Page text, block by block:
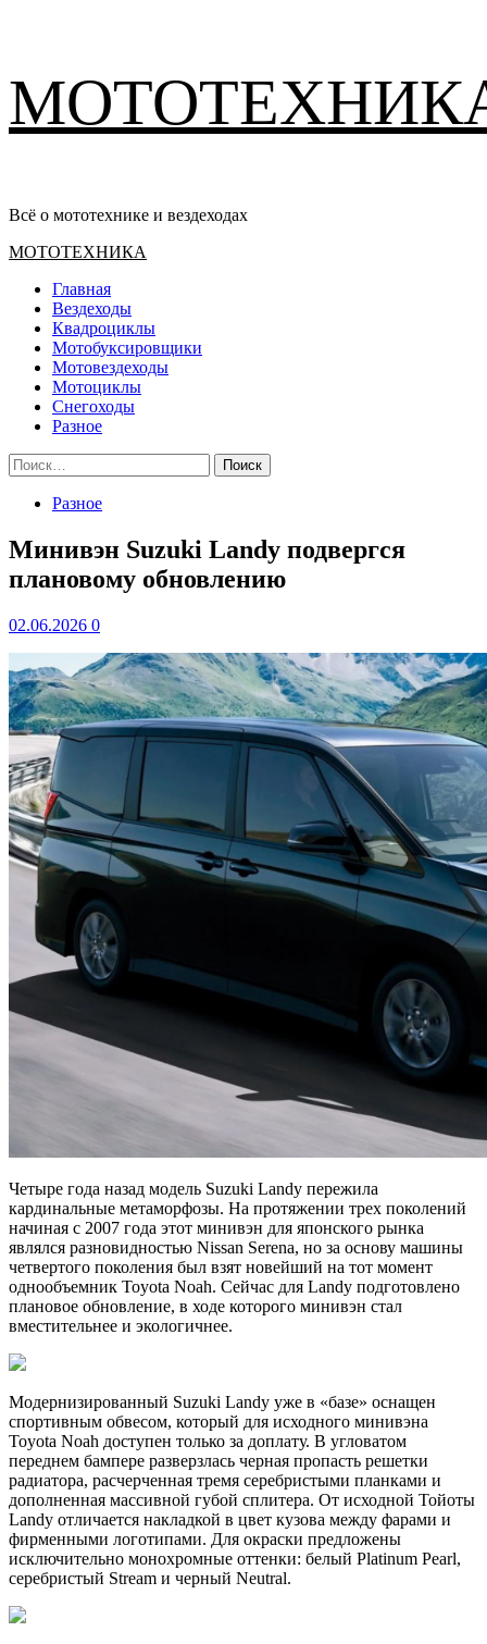
содержимому
Всё о мототехнике и вездеходах
Основное
МОТОТЕХНИКА
Главная
Вездеходы
Квадроциклы
Мотобуксировщики
Мотовездеходы
Мотоциклы
Снегоходы
Разное
Найти:
Разное
Минивэн Suzuki Landy подвергся
плановому обновлению
02.06.2026 0
Четыре года назад модель Suzuki Landy пережила
кардинальные метаморфозы. На протяжении трех поколений
начиная с 2007 года этот минивэн для японского рынка
являлся разновидностью Nissan Serena, но за основу машины
четвертого поколения был взят новейший на тот момент
однообъемник Toyota Noah. Сейчас для Landy подготовлено
плановое обновление, в ходе которого минивэн стал
вместительнее и экологичнее.
Модернизированный Suzuki Landy уже в «базе» оснащен
спортивным обвесом, который для исходного минивэна
Toyota Noah доступен только за доплату. В угловатом
переднем бампере разверзлась черная пропасть решетки
радиатора, расчерченная тремя серебристыми планками и
дополненная массивной губой сплитера. От исходной Тойоты
Landy отличается накладкой в цвет кузова между фарами и
фирменными логотипами. Для окраски предложены
исключительно монохромные оттенки: белый Platinum Pearl,
серебристый Stream и черный Neutral.